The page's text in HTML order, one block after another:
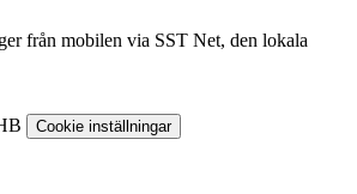
från mobilen via SST Net, den lokala
Cookie inställningar